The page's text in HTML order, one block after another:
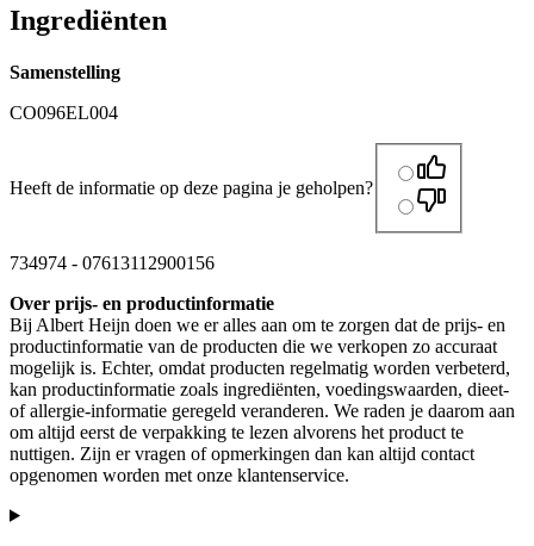
Ingrediënten
Samenstelling
CO096EL004
Heeft de informatie op deze pagina je geholpen?
734974 - 07613112900156
Over prijs- en productinformatie
Bij Albert Heijn doen we er alles aan om te zorgen dat de prijs- en
productinformatie van de producten die we verkopen zo accuraat
mogelijk is. Echter, omdat producten regelmatig worden verbeterd,
kan productinformatie zoals ingrediënten, voedingswaarden, dieet-
of allergie-informatie geregeld veranderen. We raden je daarom aan
om altijd eerst de verpakking te lezen alvorens het product te
nuttigen. Zijn er vragen of opmerkingen dan kan altijd contact
opgenomen worden met onze klantenservice.